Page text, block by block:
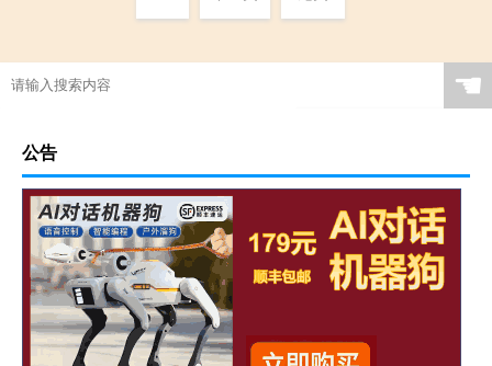
☚
公告